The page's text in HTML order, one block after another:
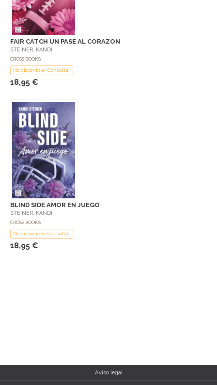
FAIR CATCH UN PASE AL CORAZON
STEINER, KANDI
CROSS BOOKS
No disponible: Consultar
18,95 €
BLIND SIDE AMOR EN JUEGO
STEINER, KANDI
CROSS BOOKS
No disponible: Consultar
18,95 €
Aviso legal